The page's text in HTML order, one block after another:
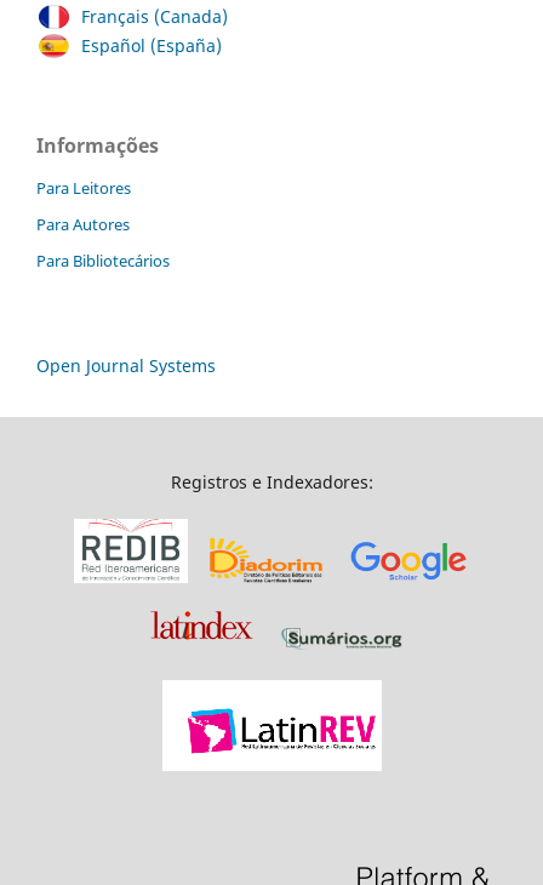
Français (Canada)
Español (España)
Informações
Para Leitores
Para Autores
Para Bibliotecários
Open Journal Systems
Registros e Indexadores: